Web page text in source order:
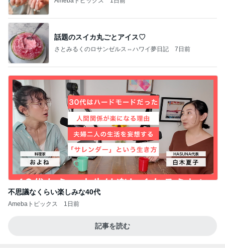
話題のスイカ丸ごとアイス♡
さとみるくのロサンゼルス⇔ハワイ夢日記 7日前
不思議なくらい楽しみな40代
Amebaトピックス 1日前
記事を読む